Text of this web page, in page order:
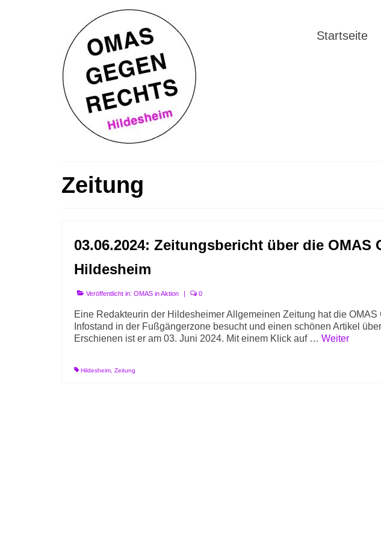
Startseite
Zeitung
03.06.2024: Zeitungsbericht über die OMAS
Hildesheim
Veröffentlicht in: OMAS in Aktion | 0
Eine Redakteurin der Hildesheimer Allgemeinen Zeitung hat die
Infostand in der Fußgängerzone besucht und einen schönen Artikel
Erschienen ist er am 03. Juni 2024. Mit einem Klick auf … Weiter
Hildesheim Zeitung